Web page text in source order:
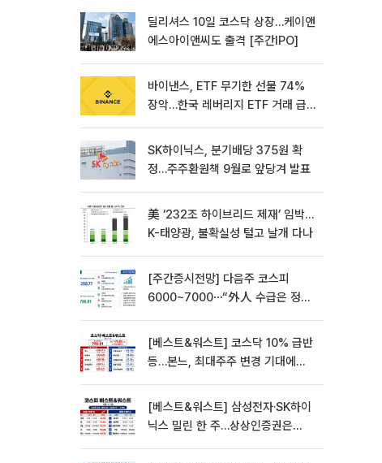
딜리셔스 10일 코스닥 상장…케이앤
에스아이앤씨도 출격 [주간IPO]
바이낸스, ETF 무기한 선물 74%
장악…한국 레버리지 ETF 거래 급
SK하이닉스, 분기배당 375원 확
정…주주환원책 9월로 앞당겨 발표
美 ‘232조 하이브리드 제재’ 임박…
K-태양광, 불확실성 털고 날개 다나
[주간증시전망] 다음주 코스피
6000~7000⋯“外人 수급은 정책
[베스트&워스트] 코스닥 10% 급반
등…본느, 최대주주 변경 기대에
[베스트&워스트] 삼성전자·SK하이
닉스 밀린 한 주…상상인증권은